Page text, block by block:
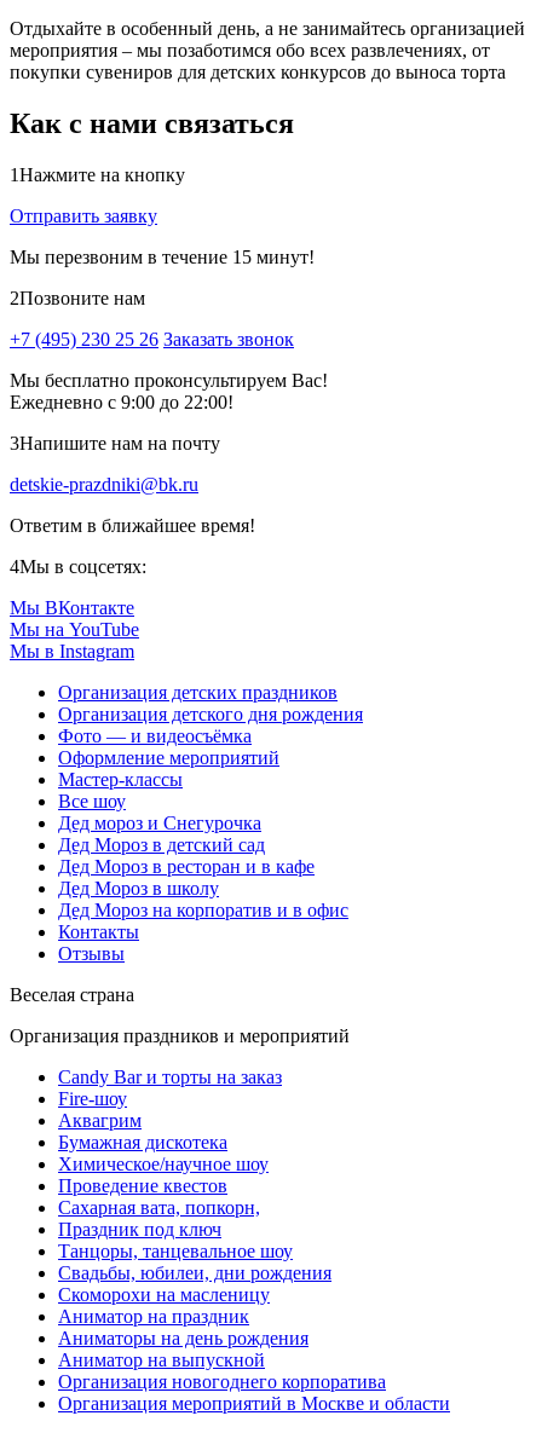
Отдыхайте в особенный день, а не занимайтесь организацией
мероприятия – мы позаботимся обо всех развлечениях, от
покупки сувениров для детских конкурсов до выноса торта
Как с нами связаться
1Нажмите на кнопку
Отправить заявку
Мы перезвоним в течение 15 минут!
2Позвоните нам
+7 (495) 230 25 26 Заказать звонок
Мы бесплатно проконсультируем Вас!
Ежедневно с 9:00 до 22:00!
3Напишите нам на почту
detskie-prazdniki@bk.ru
Ответим в ближайшее время!
4Мы в соцсетях:
Мы ВКонтакте
Мы на YouTube
Мы в Instagram
Организация детских праздников
Организация детского дня рождения
Фото — и видеосъёмка
Оформление мероприятий
Мастер-классы
Все шоу
Дед мороз и Снегурочка
Дед Мороз в детский сад
Дед Мороз в ресторан и в кафе
Дед Мороз в школу
Дед Мороз на корпоратив и в офис
Контакты
Отзывы
Веселая страна
Организация праздников и мероприятий
Candy Bar и торты на заказ
Fire-шоу
Аквагрим
Бумажная дискотека
Химическое/научное шоу
Проведение квестов
Сахарная вата, попкорн,
Праздник под ключ
Танцоры, танцевальное шоу
Свадьбы, юбилеи, дни рождения
Скоморохи на масленицу
Аниматор на праздник
Аниматоры на день рождения
Аниматор на выпускной
Организация новогоднего корпоратива
Организация мероприятий в Москве и области